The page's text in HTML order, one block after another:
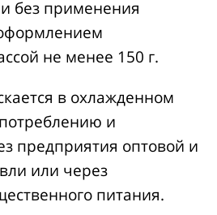
без применения
не менее 150 г.
в охлажденном
и
предприятия оптовой и
или через
питания.